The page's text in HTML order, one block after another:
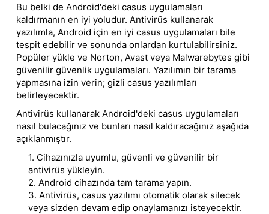
Bu belki de Android'deki casus uygulamaları
kaldırmanın en iyi yoludur. Antivirüs kullanarak
yazılımla, Android için en iyi casus uygulamaları bile
tespit edebilir ve sonunda onlardan kurtulabilirsiniz.
Popüler yükle ve Norton, Avast veya Malwarebytes gibi
güvenilir güvenlik uygulamaları. Yazılımın bir tarama
yapmasına izin verin; gizli casus yazılımları
belirleyecektir.
Antivirüs kullanarak Android'deki casus uygulamaları
nasıl bulacağınız ve bunları nasıl kaldıracağınız aşağıda
açıklanmıştır.
1. Cihazınızla uyumlu, güvenli ve güvenilir bir
antivirüs yükleyin.
2. Android cihazında tam tarama yapın.
3. Antivirüs, casus yazılımı otomatik olarak silecek
veya sizden devam edip onaylamanızı isteyecektir.